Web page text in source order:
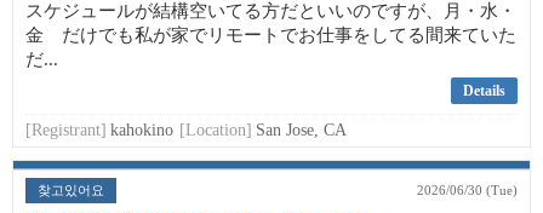
スケジュールが結構空いてる方だといいのですが、月・水・
金 だけでも私が家でリモートでお仕事をしてる間来ていた
だ...
Details
[Registrant] kahokino [Location] San Jose, CA
찾고있어요 2026/06/30 (Tue)